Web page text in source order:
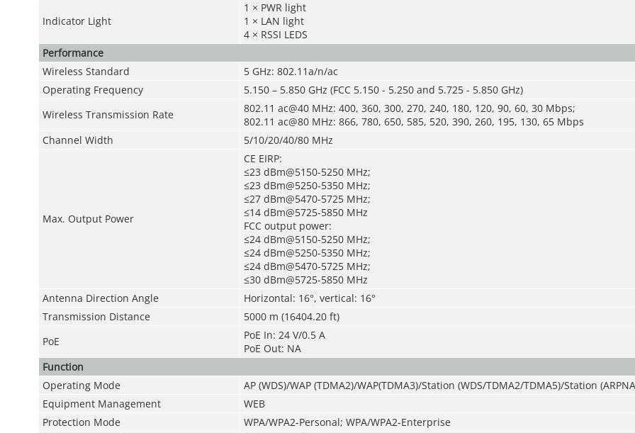
Indicator Light
1 × PWR light
1 × LAN light
4 × RSSI LEDS
Performance
Wireless Standard
5 GHz: 802.11a/n/ac
Operating Frequency
5.150 – 5.850 GHz (FCC 5.150 - 5.250 and 5.725 - 5.850 GHz)
Wireless Transmission Rate
802.11 ac@40 MHz: 400, 360, 300, 270, 240, 180, 120, 90, 60, 30 Mbps;
802.11 ac@80 MHz: 866, 780, 650, 585, 520, 390, 260, 195, 130, 65 Mbps
Channel Width
5/10/20/40/80 MHz
Max. Output Power
CE EIRP:
≤23 dBm@5150-5250 MHz;
≤23 dBm@5250-5350 MHz;
≤27 dBm@5470-5725 MHz;
≤14 dBm@5725-5850 MHz
FCC output power:
≤24 dBm@5150-5250 MHz;
≤24 dBm@5250-5350 MHz;
≤24 dBm@5470-5725 MHz;
≤30 dBm@5725-5850 MHz
Antenna Direction Angle
Horizontal: 16°, vertical: 16°
Transmission Distance
5000 m (16404.20 ft)
PoE
PoE In: 24 V/0.5 A
PoE Out: NA
Function
Operating Mode
AP (WDS)/WAP (TDMA2)/WAP(TDMA3)/Station (WDS/TDMA2/TDMA5)/Station
Equipment Management
WEB
Protection Mode
WPA/WPA2-Personal; WPA/WPA2-Enterprise